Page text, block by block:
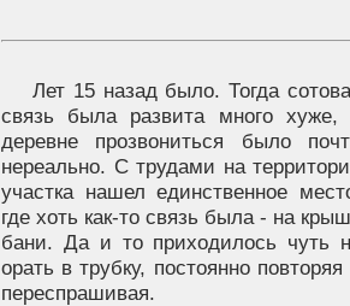
Лет 15 назад было. Тогда
связь была развита много хуже,
деревне прозвониться было
нереально. С трудами на
участка нашел единственное
где хоть как-то связь была - на
бани. Да и то приходилось чуть
орать в трубку, постоянно повторяя
переспрашивая.